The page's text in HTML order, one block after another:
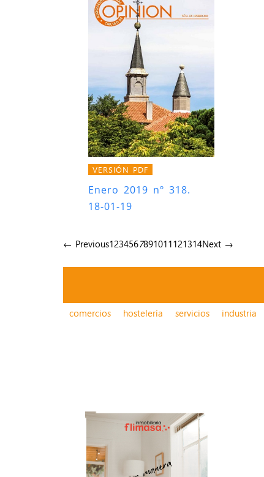
VERSIÓN PDF
Enero 2019 nº 318.
18-01-19
← Previous1234567891011121314Next →
comercios hostelería servicios industria